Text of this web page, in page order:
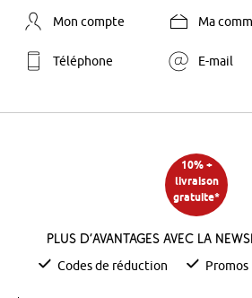
Mon compte Ma
Téléphone E-mail
10% +
livraison
gratuite*
Plus d’avantages avec la
Codes de réduction Promos